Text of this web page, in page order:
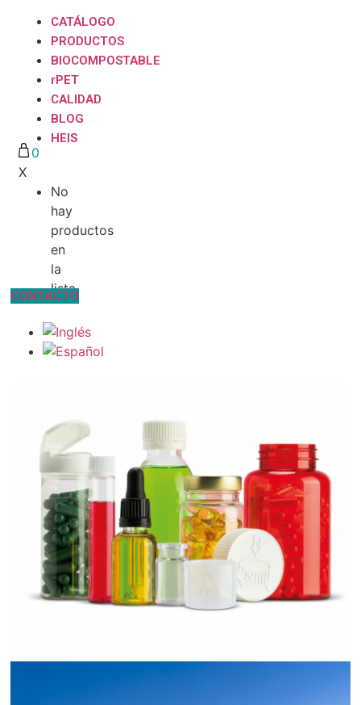
CATÁLOGO
PRODUCTOS
BIOCOMPOSTABLE
rPET
CALIDAD
BLOG
HEIS
0
X
No
hay
productos
en
la
lista
CONTACTO